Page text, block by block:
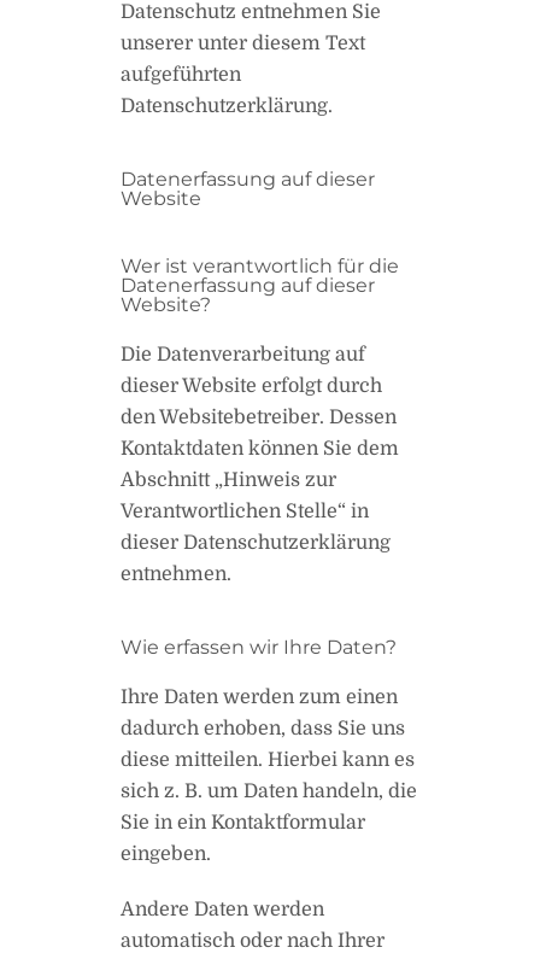
Datenschutz entnehmen Sie
unserer unter diesem Text
aufgeführten
Datenschutzerklärung.
Datenerfassung auf dieser
Website
Wer ist verantwortlich für die
Datenerfassung auf dieser
Website?
Die Datenverarbeitung auf
dieser Website erfolgt durch
den Websitebetreiber. Dessen
Kontaktdaten können Sie dem
Abschnitt „Hinweis zur
Verantwortlichen Stelle“ in
dieser Datenschutzerklärung
entnehmen.
Wie erfassen wir Ihre Daten?
Ihre Daten werden zum einen
dadurch erhoben, dass Sie uns
diese mitteilen. Hierbei kann es
sich z. B. um Daten handeln, die
Sie in ein Kontaktformular
eingeben.
Andere Daten werden
automatisch oder nach Ihrer